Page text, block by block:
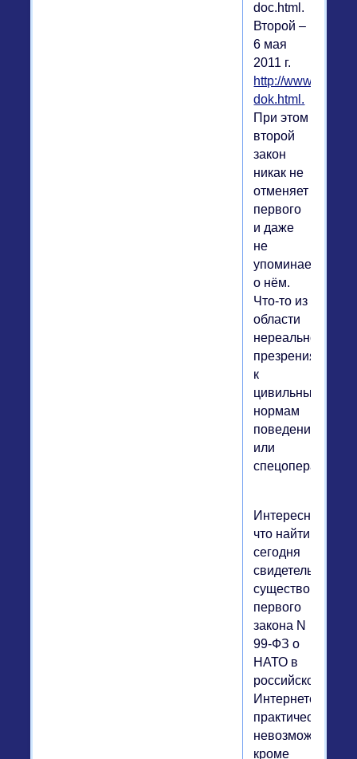
doc.html.
Второй –
6 мая
2011 г.
http://www.rg.ru/
dok.html.
При этом
второй
закон
никак не
отменяет
первого
и даже
не
упоминает
о нём.
Что-то из
области
нереального,
презрения
к
цивильным
нормам
поведения
или
спецоперации.
Интересно,
что найти
сегодня
свидетельства
существования
первого
закона N
99-ФЗ о
НАТО в
российском
Интернете
практически
невозможно,
кроме